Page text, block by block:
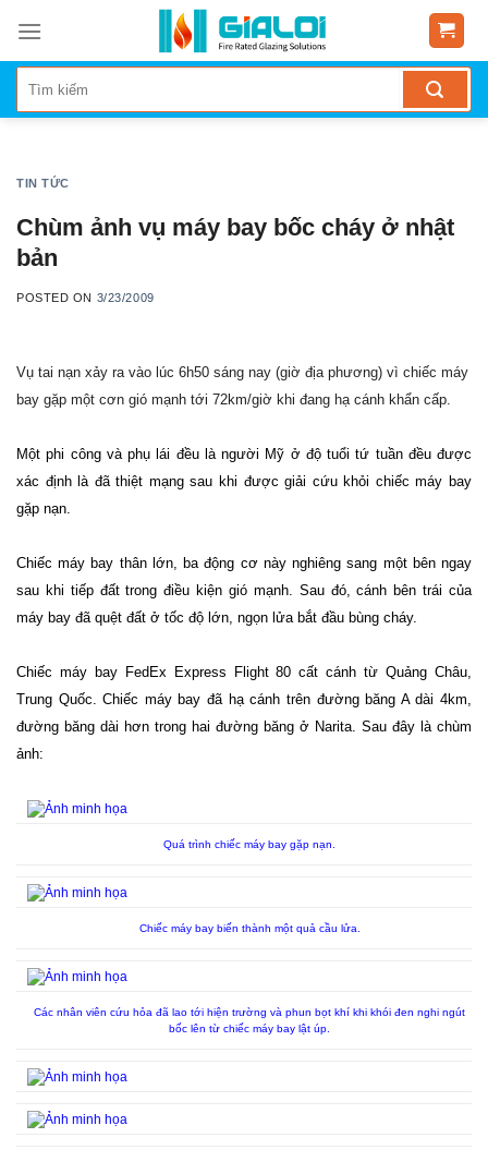
content
TIN TỨC
Chùm ảnh vụ máy bay bốc cháy ở nhật
bản
POSTED ON 3/23/2009
Vụ tai nạn xảy ra vào lúc 6h50 sáng nay (giờ địa phương) vì chiếc máy
bay gặp một cơn gió mạnh tới 72km/giờ khi đang hạ cánh khẩn cấp.
Một phi công và phụ lái đều là người Mỹ ở độ tuổi tứ tuần đều được
xác định là đã thiệt mạng sau khi được giải cứu khỏi chiếc máy bay
gặp nạn.
Chiếc máy bay thân lớn, ba động cơ này nghiêng sang một bên ngay
sau khi tiếp đất trong điều kiện gió mạnh. Sau đó, cánh bên trái của
máy bay đã quệt đất ở tốc độ lớn, ngọn lửa bắt đầu bùng cháy.
Chiếc máy bay FedEx Express Flight 80 cất cánh từ Quảng Châu,
Trung Quốc.Chiếc máy bay đã hạ cánh trên đường băng A dài 4km,
đường băng dài hơn trong hai đường băng ở Narita. Sau đây là chùm
ảnh:
Quá trình chiếc máy bay gặp nạn.
Chiếc máy bay biến thành một quả cầu lửa.
Các nhân viên cứu hỏa đã lao tới hiện trường và phun bọt khí khi khói đen nghi ngút
bốc lên từ chiếc máy bay lật úp.